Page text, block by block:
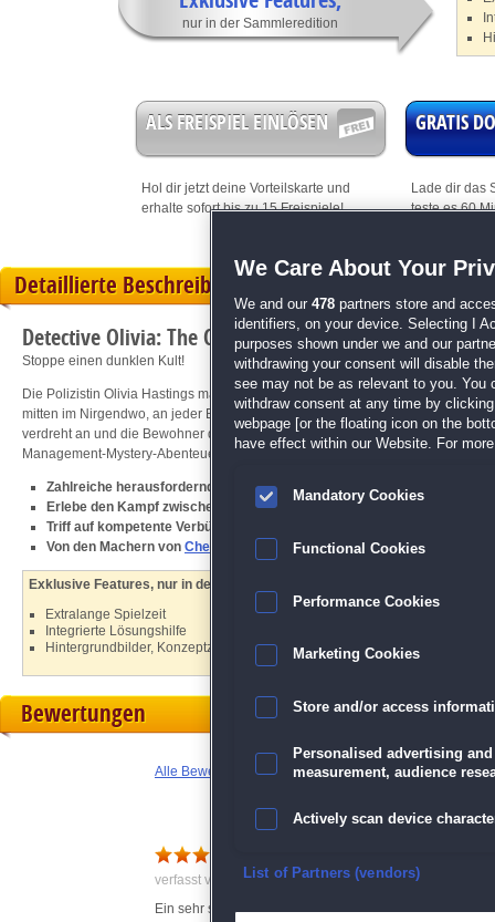
nur in der Sammleredition
ALS FREISPIEL EINLÖSEN
Hol dir jetzt deine Vorteilskarte und
erhalte sofort bis zu 15 Freispiele!
GRATIS
Lade dir das
teste es 60
Detaillierte Beschreibung
Detective Olivia: The Cult of Whisperers
Stoppe einen dunklen Kult!
Die Polizistin Olivia Hastings macht sich auf den Weg in das Herz einer
mitten im Nirgendwo, an jeder Ecke merkwürdige Spuren eines
verdreht an und die Bewohner des Städtchens benehmen sich mehr als nur
Management-Mystery-Abenteuer dem dunklen Treiben eines mysteriösen
Zahlreiche herausfordernde Level
Erlebe den Kampf zwischen Rationalität und Mystik
Triff auf kompetente Verbündete und listige Gegenspieler
Von den Machern von Cheshire's Wonderland
Exklusive Features, nur in der Sammleredition:
Extralange Spielzeit
Integrierte Lösungshilfe
Hintergrundbilder, Konzeptzeichnungen und mehr
Bewertungen
Alle Bewertungen anzeigen
verfasst von Anonym am 15.04.2022 um 04:48
Ein sehr schönes Spiel - spannend gemacht und sehr
We Care About Your
We and our 478 partners store and
identifiers, on your device. Selecting I
purposes shown under we and our
withdrawing your consent will disable
see may not be as relevant to you. You
withdraw consent at any time by
webpage [or the floating icon on the
have effect within our Website. For
Mandatory Cookies
Functional Cookies
Performance Cookies
Marketing Cookies
Store and/or access
Personalised advertising
measurement, audience
Actively scan device
Ensure security, prevent
List of Partners (vendors)